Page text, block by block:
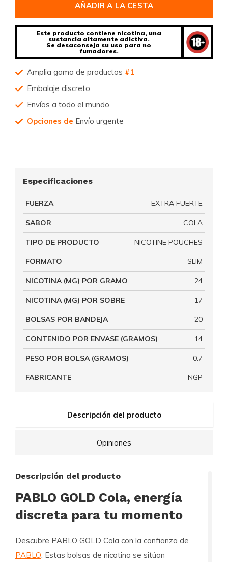
AÑADIR A LA CESTA
Este producto contiene nicotina, una
sustancia altamente adictiva.
Se desaconseja su uso para no
fumadores.
Amplia gama de productos #1
Embalaje discreto
Envíos a todo el mundo
Opciones de Envío urgente
Descripción del producto
Opiniones
Descripción del producto
PABLO GOLD Cola, energía
discreta para tu momento
Descubre PABLO GOLD Cola con la confianza de
PABLO. Estas bolsas de nicotina se sitúan
Especificaciones
FUERZA EXTRA FUERTE
SABOR COLA
TIPO DE PRODUCTO NICOTINE POUCHES
FORMATO SLIM
NICOTINA (MG) POR GRAMO 24
NICOTINA (MG) POR SOBRE 17
BOLSAS POR BANDEJA 20
CONTENIDO POR ENVASE (GRAMOS) 14
PESO POR BOLSA (GRAMOS) 0.7
FABRICANTE NGP